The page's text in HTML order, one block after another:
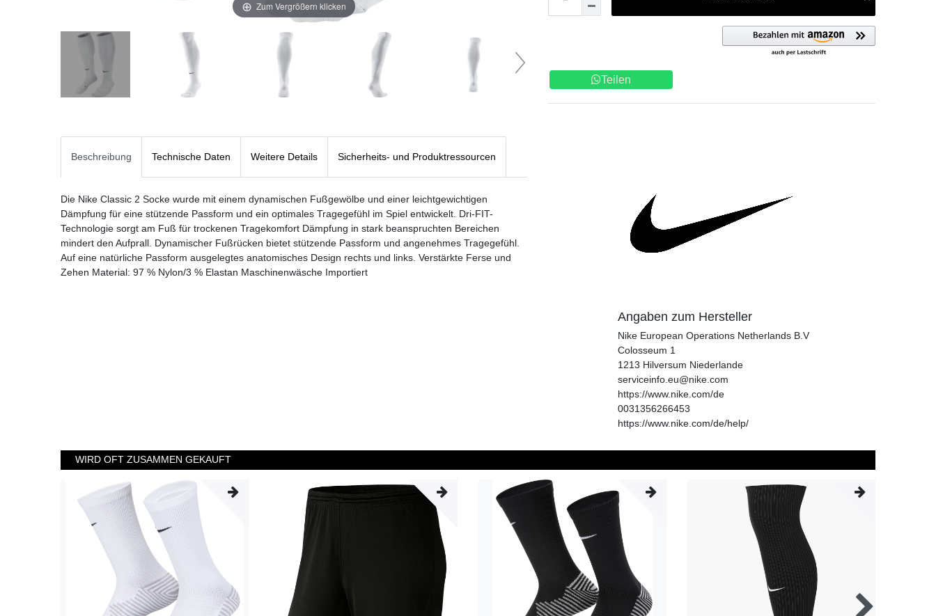
Zum Vergrößern klicken
Teilen
Beschreibung Technische Daten Weitere Details Sicherheits- und Produktressourcen
Die Nike Classic 2 Socke wurde mit einem dynamischen Fußgewölbe und einer leichtgewichtigen
Dämpfung für eine stützende Passform und ein optimales Tragegefühl im Spiel entwickelt. Dri-FIT-
Technologie sorgt am Fuß für trockenen Tragekomfort Dämpfung in stark beanspruchten Bereichen
mindert den Aufprall. Dynamischer Fußrücken bietet stützende Passform und angenehmes Tragegefühl.
Auf eine natürliche Passform ausgelegtes anatomisches Design rechts und links. Verstärkte Ferse und
Zehen Material: 97 % Nylon/3 % Elastan Maschinenwäsche Importiert
Angaben zum Hersteller
Nike European Operations Netherlands B.V
Colosseum 1
1213 Hilversum Niederlande
serviceinfo.eu@nike.com
https://www.nike.com/de
0031356266453
https://www.nike.com/de/help/
WIRD OFT ZUSAMMEN GEKAUFT